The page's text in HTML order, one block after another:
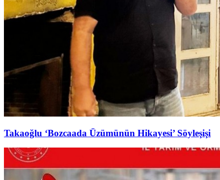
Takaoğlu ‘Bozcaada Üzümünün Hikayesi’ Söyleşişi